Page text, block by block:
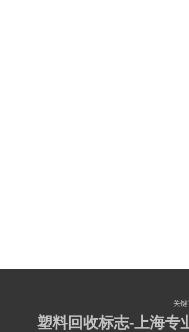
关键
塑料回收标志-上海专